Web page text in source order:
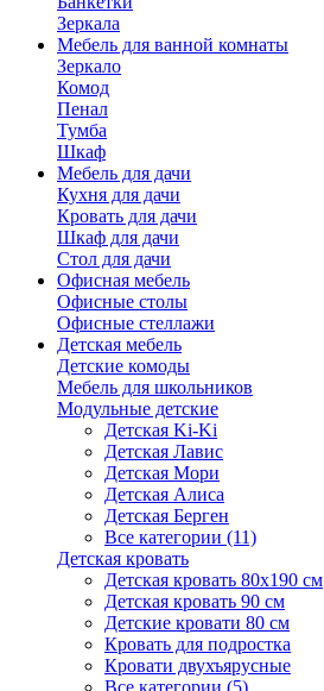
Зеркала
Мебель для ванной комнаты
Зеркало
Комод
Пенал
Тумба
Шкаф
Мебель для дачи
Кухня для дачи
Кровать для дачи
Шкаф для дачи
Стол для дачи
Офисная мебель
Офисные столы
Офисные стеллажи
Детская мебель
Детские комоды
Мебель для школьников
Модульные детские
Детская Ki-Ki
Детская Лавис
Детская Мори
Детская Алиса
Детская Берген
Все категории (11)
Детская кровать
Детская кровать 80х190 см
Детская кровать 90 см
Детские кровати 80 см
Кровать для подростка
Кровати двухъярусные
Все категории (5)